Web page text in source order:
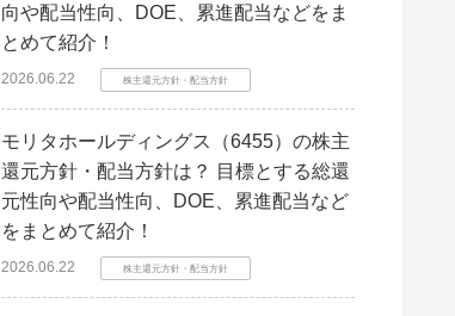
向や配当性向、DOE、累進配当などをま
とめて紹介！
2026.06.22 株主還元方針・配当方針
モリタホールディングス（6455）の株主
還元方針・配当方針は？ 目標とする総還
元性向や配当性向、DOE、累進配当など
をまとめて紹介！
2026.06.22 株主還元方針・配当方針